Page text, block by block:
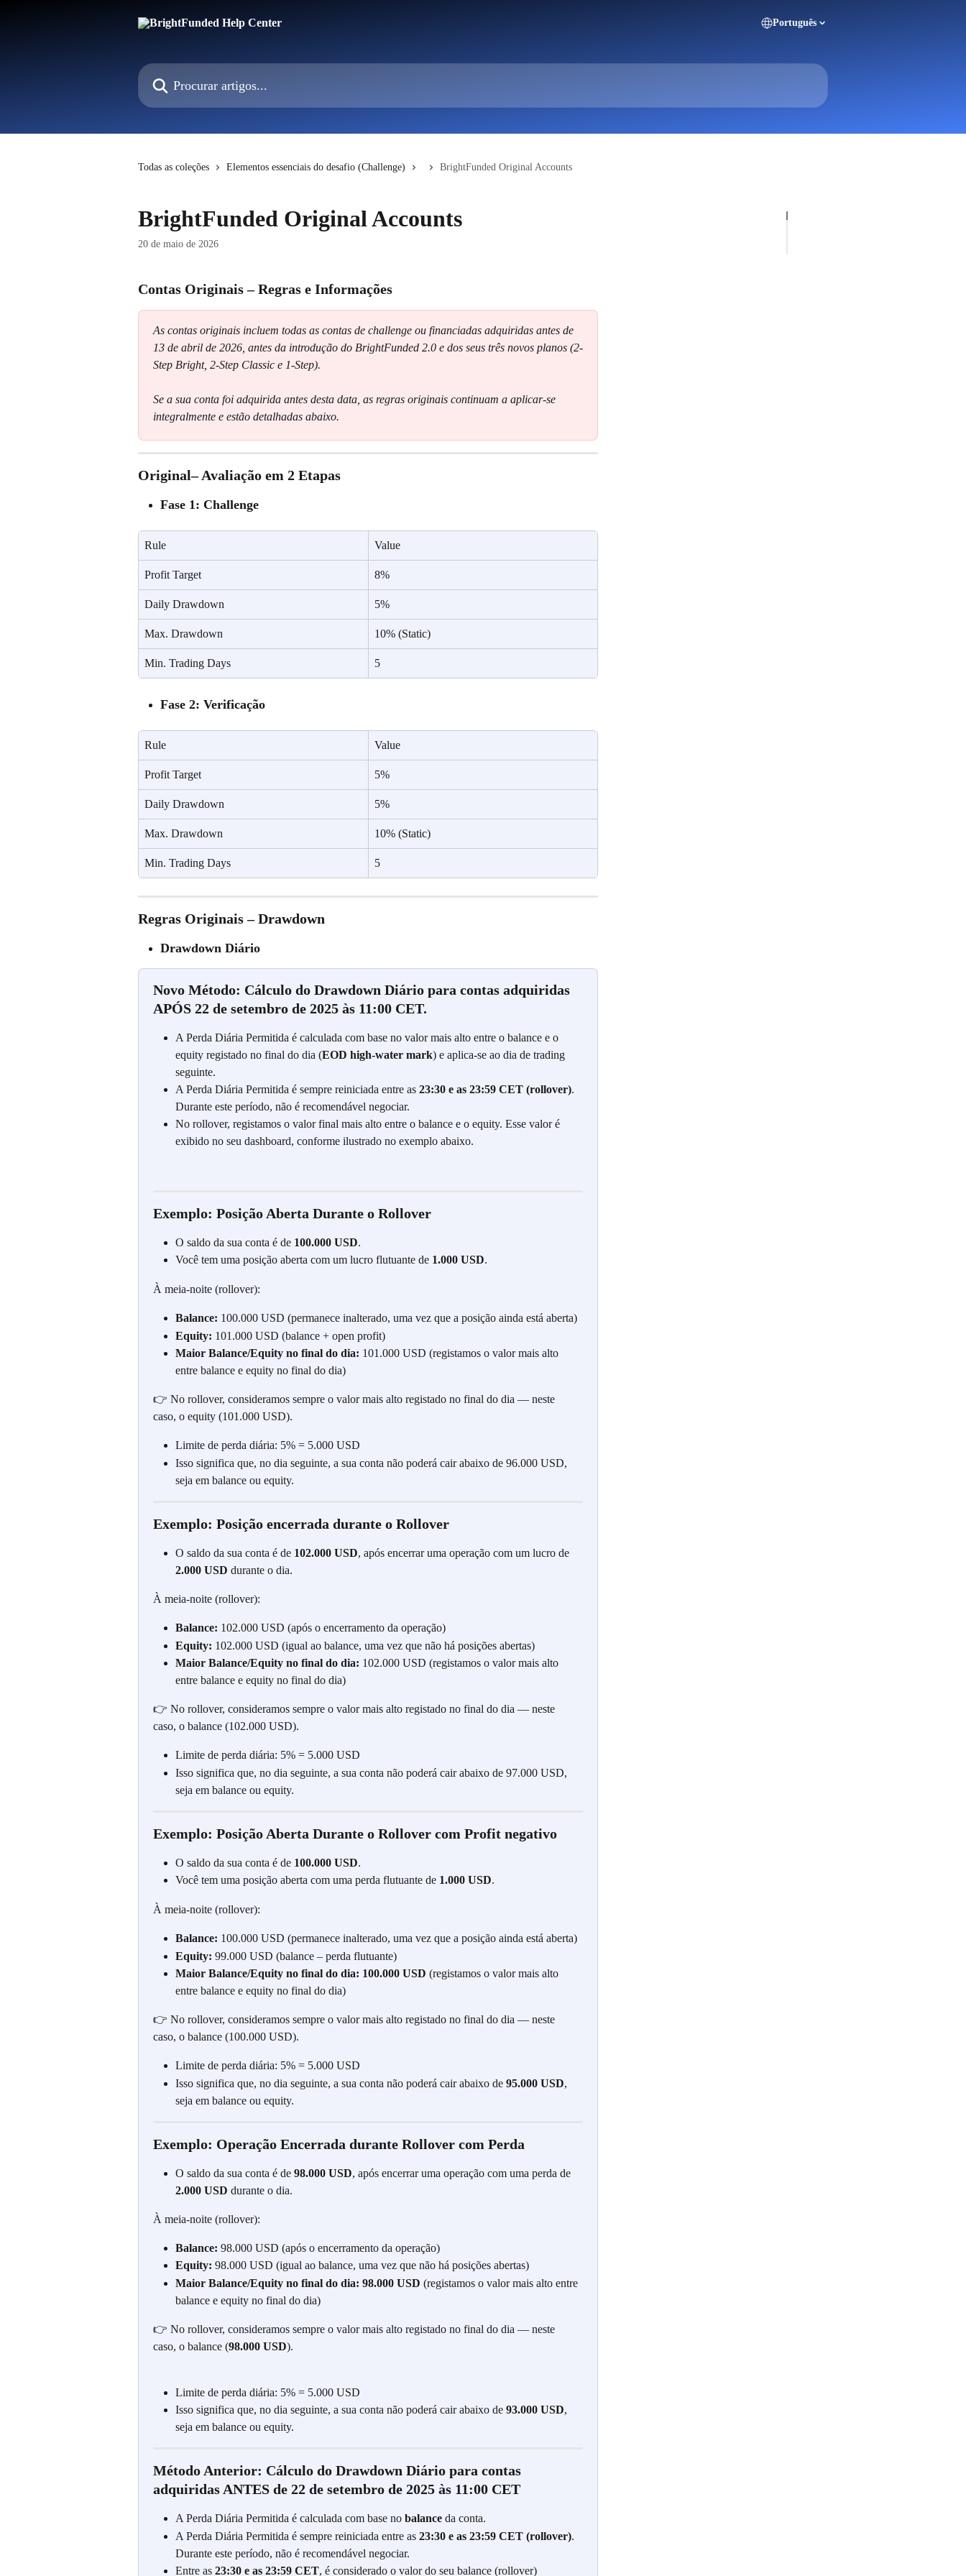
Português
Procurar artigos...
Todas as coleções Elementos essenciais do desafio (Challenge) BrightFunded Original Accounts
BrightFunded Original Accounts
20 de maio de 2026
Contas Originais – Regras e Informações
As contas originais incluem todas as contas de challenge ou financiadas adquiridas antes de
13 de abril de 2026, antes da introdução do BrightFunded 2.0 e dos seus três novos planos (2-
Step Bright, 2-Step Classic e 1-Step).
Se a sua conta foi adquirida antes desta data, as regras originais continuam a aplicar-se
integralmente e estão detalhadas abaixo.
Original– Avaliação em 2 Etapas
Fase 1: Challenge
Rule Value
Profit Target 8%
Daily Drawdown 5%
Max. Drawdown 10% (Static)
Min. Trading Days 5
Fase 2: Verificação
Rule Value
Profit Target 5%
Daily Drawdown 5%
Max. Drawdown 10% (Static)
Min. Trading Days 5
Regras Originais – Drawdown
Drawdown Diário
Novo Método: Cálculo do Drawdown Diário para contas adquiridas
APÓS 22 de setembro de 2025 às 11:00 CET.
A Perda Diária Permitida é calculada com base no valor mais alto entre o balance e o
equity registado no final do dia (EOD high-water mark) e aplica-se ao dia de trading
seguinte.
A Perda Diária Permitida é sempre reiniciada entre as 23:30 e as 23:59 CET (rollover).
Durante este período, não é recomendável negociar.
No rollover, registamos o valor final mais alto entre o balance e o equity. Esse valor é
exibido no seu dashboard, conforme ilustrado no exemplo abaixo.
Exemplo: Posição Aberta Durante o Rollover
O saldo da sua conta é de 100.000 USD.
Você tem uma posição aberta com um lucro flutuante de 1.000 USD.
À meia-noite (rollover):
Balance: 100.000 USD (permanece inalterado, uma vez que a posição ainda está aberta)
Equity: 101.000 USD (balance + open profit)
Maior Balance/Equity no final do dia: 101.000 USD (registamos o valor mais alto
entre balance e equity no final do dia)
👉 No rollover, consideramos sempre o valor mais alto registado no final do dia — neste
caso, o equity (101.000 USD).
Limite de perda diária: 5% = 5.000 USD
Isso significa que, no dia seguinte, a sua conta não poderá cair abaixo de 96.000 USD,
seja em balance ou equity.
Exemplo: Posição encerrada durante o Rollover
O saldo da sua conta é de 102.000 USD, após encerrar uma operação com um lucro de
2.000 USD durante o dia.
À meia-noite (rollover):
Balance: 102.000 USD (após o encerramento da operação)
Equity: 102.000 USD (igual ao balance, uma vez que não há posições abertas)
Maior Balance/Equity no final do dia: 102.000 USD (registamos o valor mais alto
entre balance e equity no final do dia)
👉 No rollover, consideramos sempre o valor mais alto registado no final do dia — neste
caso, o balance (102.000 USD).
Limite de perda diária: 5% = 5.000 USD
Isso significa que, no dia seguinte, a sua conta não poderá cair abaixo de 97.000 USD,
seja em balance ou equity.
Exemplo: Posição Aberta Durante o Rollover com Profit negativo
O saldo da sua conta é de 100.000 USD.
Você tem uma posição aberta com uma perda flutuante de 1.000 USD.
À meia-noite (rollover):
Balance: 100.000 USD (permanece inalterado, uma vez que a posição ainda está aberta)
Equity: 99.000 USD (balance – perda flutuante)
Maior Balance/Equity no final do dia: 100.000 USD (registamos o valor mais alto
entre balance e equity no final do dia)
👉 No rollover, consideramos sempre o valor mais alto registado no final do dia — neste
caso, o balance (100.000 USD).
Limite de perda diária: 5% = 5.000 USD
Isso significa que, no dia seguinte, a sua conta não poderá cair abaixo de 95.000 USD,
seja em balance ou equity.
Exemplo: Operação Encerrada durante Rollover com Perda
O saldo da sua conta é de 98.000 USD, após encerrar uma operação com uma perda de
2.000 USD durante o dia.
À meia-noite (rollover):
Balance: 98.000 USD (após o encerramento da operação)
Equity: 98.000 USD (igual ao balance, uma vez que não há posições abertas)
Maior Balance/Equity no final do dia: 98.000 USD (registamos o valor mais alto entre
balance e equity no final do dia)
👉 No rollover, consideramos sempre o valor mais alto registado no final do dia — neste
caso, o balance (98.000 USD).
Limite de perda diária: 5% = 5.000 USD
Isso significa que, no dia seguinte, a sua conta não poderá cair abaixo de 93.000 USD,
seja em balance ou equity.
Método Anterior: Cálculo do Drawdown Diário para contas
adquiridas ANTES de 22 de setembro de 2025 às 11:00 CET
A Perda Diária Permitida é calculada com base no balance da conta.
A Perda Diária Permitida é sempre reiniciada entre as 23:30 e as 23:59 CET (rollover).
Durante este período, não é recomendável negociar.
Entre as 23:30 e as 23:59 CET, é considerado o valor do seu balance (rollover)